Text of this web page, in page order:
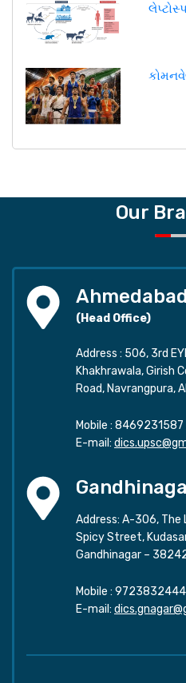
Our
Ahmedabad
(Head Office)
Address : 506, 3rd
Khakhrawala, Girish
Road, Navrangpura,
Mobile : 8469231587
E-mail:
Address: A-306, The
Spicy Street,
Gandhinagar –
Mobile : 9723832444
E-mail: